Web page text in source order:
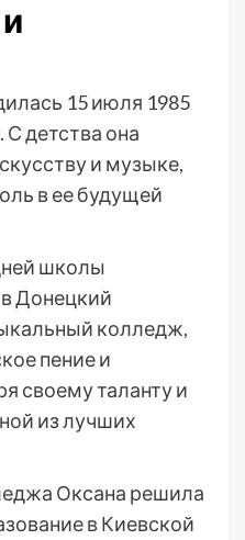
15 июля 1985
С детства она
и музыке,
в ее будущей
школы
Донецкий
колледж,
пение и
своему таланту и
из лучших
Оксана решила
в Киевской